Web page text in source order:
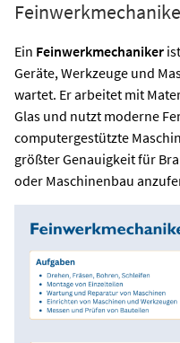
Ein Feinwerkmechaniker
Geräte, Werkzeuge und
wartet. Er arbeitet mit
Glas und nutzt moderne
computergestützte
größter Genauigkeit für
oder Maschinenbau